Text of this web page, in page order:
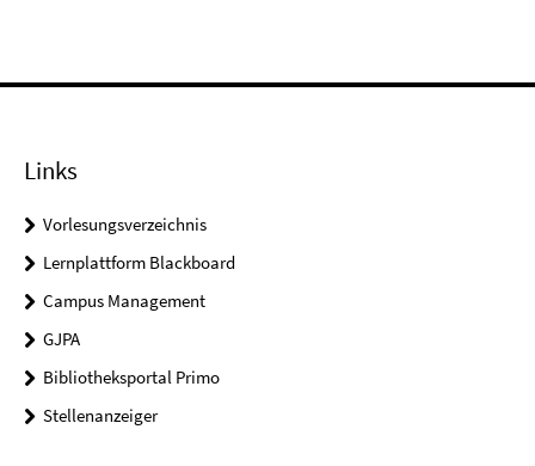
Links
Vorlesungsverzeichnis
Lernplattform Blackboard
Campus Management
GJPA
Bibliotheksportal Primo
Stellenanzeiger